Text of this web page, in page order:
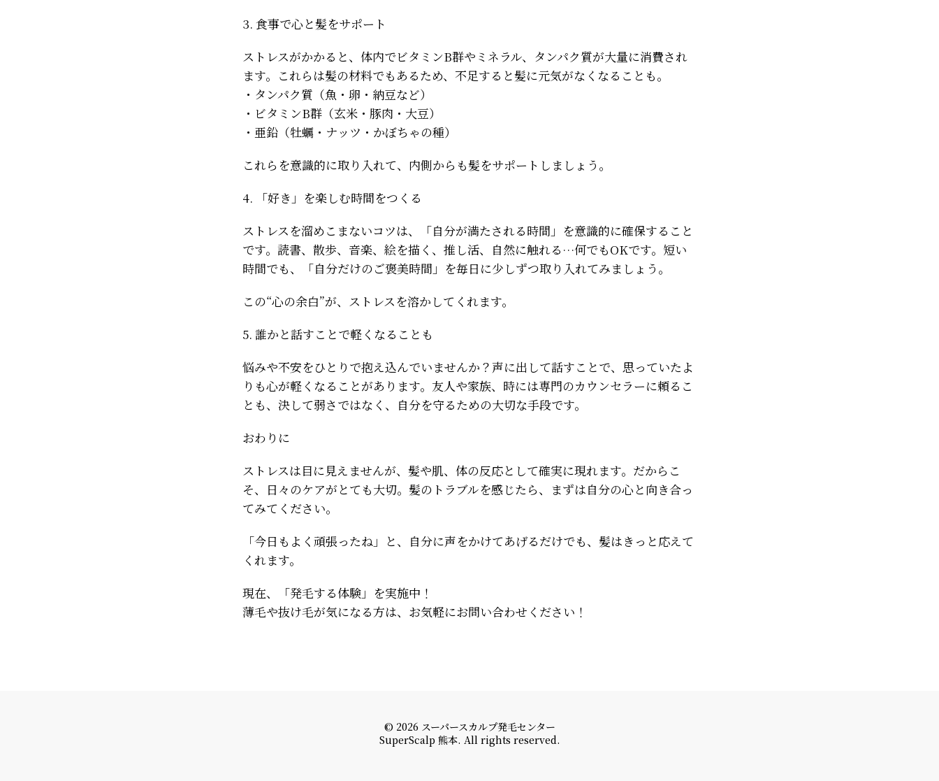
3. 食事で心と髪をサポート
ストレスがかかると、体内でビタミンB群やミネラル、タンパク質が大量に消費され
ます。これらは髪の材料でもあるため、不足すると髪に元気がなくなることも。
・タンパク質（魚・卵・納豆など）
・ビタミンB群（玄米・豚肉・大豆）
・亜鉛（牡蠣・ナッツ・かぼちゃの種）
これらを意識的に取り入れて、内側からも髪をサポートしましょう。
4. 「好き」を楽しむ時間をつくる
ストレスを溜めこまないコツは、「自分が満たされる時間」を意識的に確保すること
です。読書、散歩、音楽、絵を描く、推し活、自然に触れる…何でもOKです。短い
時間でも、「自分だけのご褒美時間」を毎日に少しずつ取り入れてみましょう。
この“心の余白”が、ストレスを溶かしてくれます。
5. 誰かと話すことで軽くなることも
悩みや不安をひとりで抱え込んでいませんか？声に出して話すことで、思っていたよ
りも心が軽くなることがあります。友人や家族、時には専門のカウンセラーに頼るこ
とも、決して弱さではなく、自分を守るための大切な手段です。
おわりに
ストレスは目に見えませんが、髪や肌、体の反応として確実に現れます。だからこ
そ、日々のケアがとても大切。髪のトラブルを感じたら、まずは自分の心と向き合っ
てみてください。
「今日もよく頑張ったね」と、自分に声をかけてあげるだけでも、髪はきっと応えて
くれます。
現在、「発毛する体験」を実施中！
薄毛や抜け毛が気になる方は、お気軽にお問い合わせください！
© 2026 スーパースカルプ発毛センター
SuperScalp 熊本. All rights reserved.